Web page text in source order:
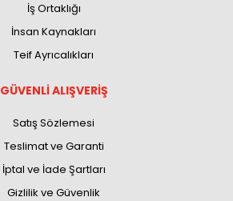
İş Ortaklığı
İnsan Kaynakları
Teif Ayrıcalıkları
GÜVENLİ ALIŞVERİŞ
Satış Sözlemesi
Teslimat ve Garanti
İptal ve İade Şartları
Gizlilik ve Güvenlik